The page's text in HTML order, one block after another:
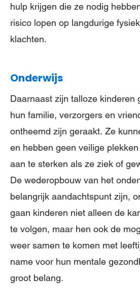
hulp krijgen die ze nodig
risico lopen op langdurige
klachten.
Onderwijs
Daarnaast zijn talloze kinderen
hun familie, verzorgers en
ontheemd zijn geraakt. Ze
en hebben geen veilige
aan te sterken als ze ziek of
De wederopbouw van het
belangrijk aandachtspunt zijn,
gaan kinderen niet alleen de
te volgen, maar hen ook de
weer samen te komen met
name voor hun mentale
groot belang.